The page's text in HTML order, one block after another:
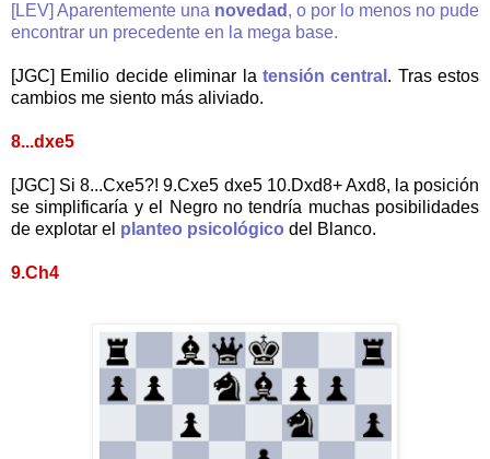
[LEV] Aparentemente una novedad , o por lo menos no pude
encontrar un precedente en la mega base.
[JGC] Emilio decide eliminar la tensión central . Tras estos
cambios me siento más aliviado.
8...dxe5
[JGC] Si 8...Cxe5?! 9.Cxe5 dxe5 10.Dxd8+ Axd8, la posición
se simplificaría y el Negro no tendría muchas posibilidades
de explotar el planteo psicológico del Blanco.
9.Ch4